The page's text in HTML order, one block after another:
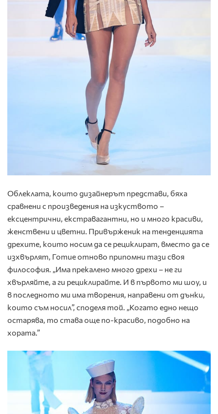
Облеклата, които дизайнерът представи, бяха
сравнени с произведения на изкуството –
ексцентрични, екстравагантни, но и много красиви,
женствени и цветни. Привърженик на тенденцията
дрехите, които носим да се рециклират, вместо да се
изхвърлят, Готие отново припомни тази своя
философия. „Има прекалено много дрехи – не ги
хвърляйте, а ги рециклирайте. И в първото ми шоу, и
в последното ми има творения, направени от дънки,
които съм носил”, споделя той. „Когато едно нещо
остарява, то става още по-красиво, подобно на
хората.”